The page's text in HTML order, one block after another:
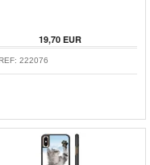
19,70EUR
222076